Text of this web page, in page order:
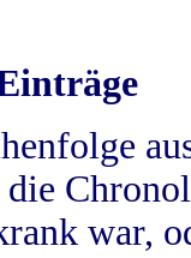
war,